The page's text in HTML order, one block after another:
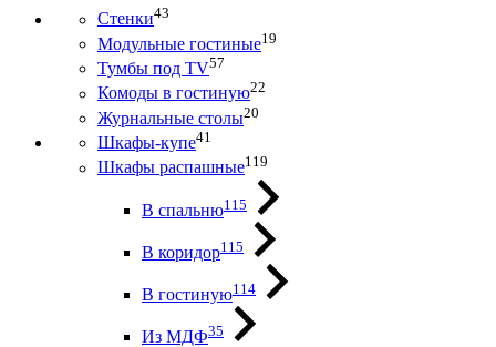
Стенки43
Модульные гостиные19
Тумбы под ТV57
Комоды в гостиную22
Журнальные столы20
Шкафы-купе41
Шкафы распашные119
В спальню115
В коридор115
В гостиную114
Из МДФ35